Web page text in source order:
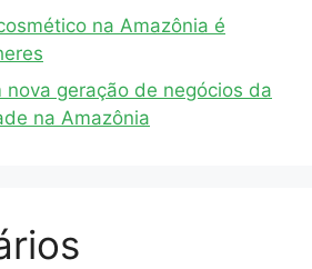
na Amazônia é
nova geração de negócios da
na Amazônia